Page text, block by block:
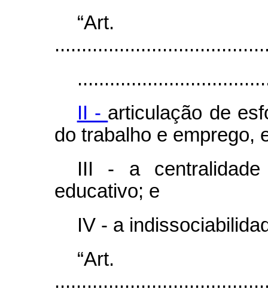
II - articulação de
do trabalho e emprego,
III - a
educativo; e
IV - a